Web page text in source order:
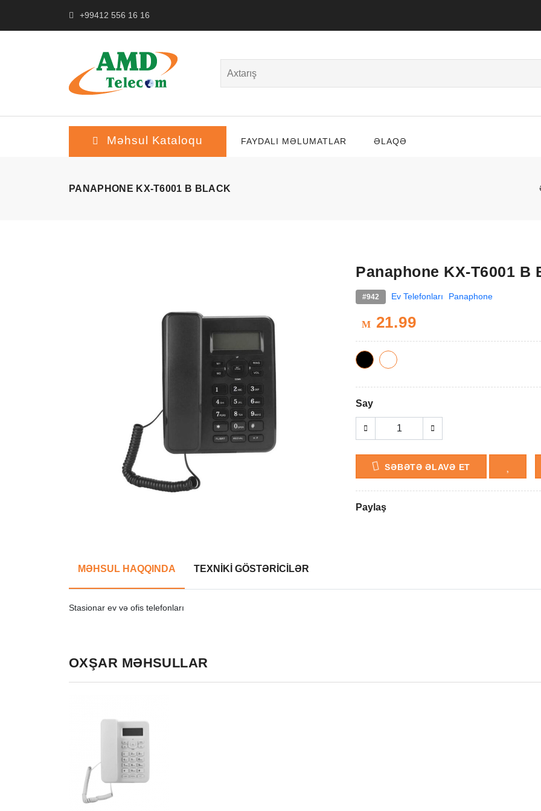
+99412 556 16 16
Məhsul Kataloqu FAYDALI MƏLUMATLAR ƏLAQƏ
PANAPHONE KX-T6001 B BLACK
Panaphone KX-T6001 B
#942 Ev Telefonları Panaphone
M 21.99
Say
SƏBƏTƏ ƏLAVƏ ET
Paylaş
MƏHSUL HAQQINDA TEXNİKİ GÖSTƏRİCİLƏR
Stasionar ev və ofis telefonları
OXŞAR MƏHSULLAR